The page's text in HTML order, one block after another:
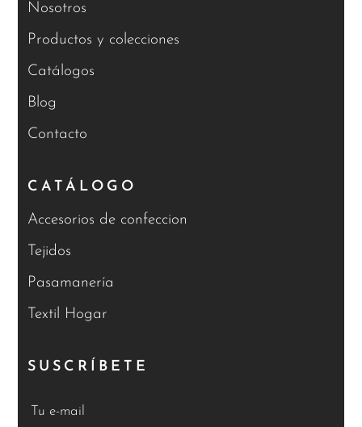
Nosotros
Productos y colecciones
Catálogos
Blog
Contacto
CATÁLOGO
Accesorios de confeccion
Tejidos
Pasamanería
Textil Hogar
SUSCRÍBETE